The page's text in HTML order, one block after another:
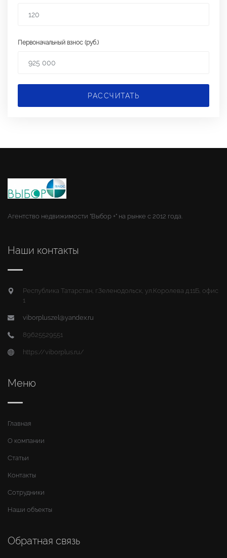
Первоначальный взнос (руб.)
РАССЧИТАТЬ
Агентство недвижимости "Выбор +" на рынке с 2012 года.
Наши контакты
Республика Татарстан, г.Зеленодольск, ул.Королева д.11Б, офис
1
viborpluszel@yandex.ru
89625529551
https://viborplus.ru/
Меню
Главная
О компании
Статьи
Контакты
Сотрудники
Наши объекты
Обратная связь